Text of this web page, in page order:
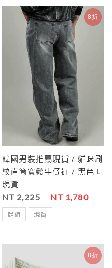
8折
韓國男裝推薦現貨 / 貓咪刷
紋直筒寬鬆牛仔褲 / 黑色 L
現貨
NT 2,225 NT 1,780
促銷 現貨
8折